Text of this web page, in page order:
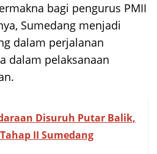
bagi pengurus PMII
Sumedang menjadi
dalam perjalanan
dalam pelaksanaan
Disuruh Putar Balik,
II Sumedang